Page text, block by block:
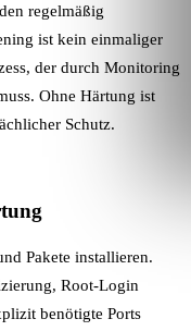
regelmäßig
ist kein einmaliger
der durch Monitoring
Ohne Härtung ist
Schutz.
Pakete installieren.
Root-Login
benötigte Ports